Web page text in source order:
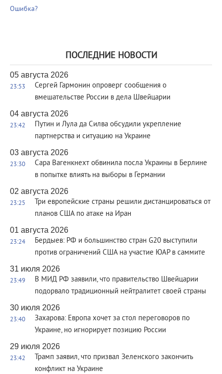
Ошибка?
ПОСЛЕДНИЕ НОВОСТИ
05 августа 2026
23:53
Сергей Гармонин опроверг сообщения о
вмешательстве России в дела Швейцарии
04 августа 2026
23:42
Путин и Лула да Силва обсудили укрепление
партнерства и ситуацию на Украине
03 августа 2026
23:30
Сара Вагенкнехт обвинила посла Украины в Берлине
в попытке влиять на выборы в Германии
02 августа 2026
23:25
Три европейские страны решили дистанцироваться от
планов США по атаке на Иран
01 августа 2026
23:24
Бердыев: РФ и большинство стран G20 выступили
против ограничений США на участие ЮАР в саммите
31 июля 2026
23:49
В МИД РФ заявили, что правительство Швейцарии
подорвало традиционный нейтралитет своей страны
30 июля 2026
23:40
Захарова: Европа хочет за стол переговоров по
Украине, но игнорирует позицию России
29 июля 2026
23:42
Трамп заявил, что призвал Зеленского закончить
конфликт на Украине